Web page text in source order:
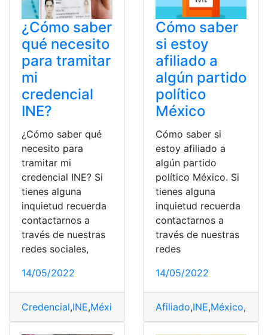
¿Cómo saber
qué necesito
para tramitar
mi
credencial
INE?
¿Cómo saber qué
necesito para
tramitar mi
credencial INE? Si
tienes alguna
inquietud recuerda
contactarnos a
través de nuestras
redes sociales,
14/05/2022
Credencial,INE,México Requisitos,trámite
Cómo saber
si estoy
afiliado a
algún partido
político
México
Cómo saber si
estoy afiliado a
algún partido
político México. Si
tienes alguna
inquietud recuerda
contactarnos a
través de nuestras
redes
14/05/2022
Afiliado,INE,México,